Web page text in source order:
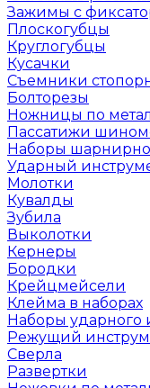
Зажимы с
Плоскогубцы
Круглогубцы
Кусачки
Съемники
Болторезы
Ножницы по
Пассатижи
Наборы
Ударный
Молотки
Кувалды
Зубила
Выколотки
Кернеры
Бородки
Крейцмейсели
Клейма в наборах
Наборы ударного
Режущий
Сверла
Развертки